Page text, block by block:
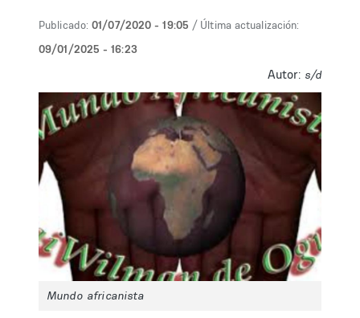
Publicado: 01/07/2020 - 19:05 / Última actualización:
09/01/2025 - 16:23
Autor: s/d
Mundo africanista